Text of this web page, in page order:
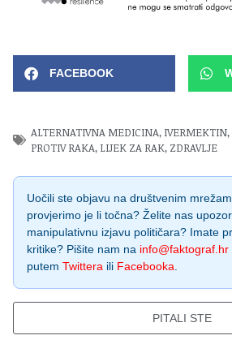
FACEBOOK
ALTERNATIVNA MEDICINA, IVERMEKTIN,
PROTIV RAKA, LIJEK ZA RAK, ZDRAVLJE
Uočili ste objavu na društvenim
provjerimo je li točna? Želite nas
manipulativnu izjavu političara? Imate
kritike? Pišite nam na info@faktograf.hr
putem Twittera ili Facebooka
PITALI STE